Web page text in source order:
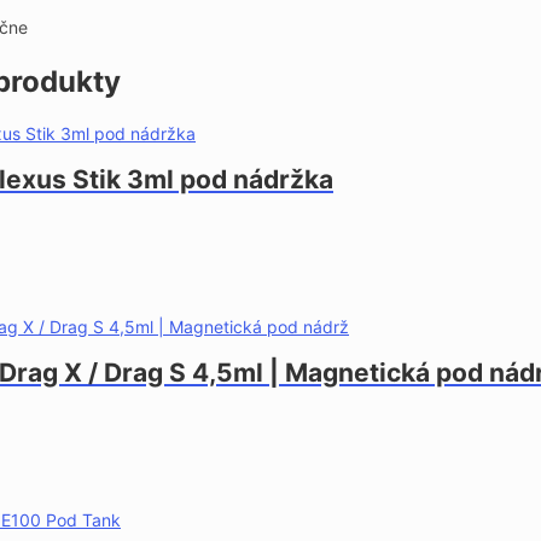
Stik 3ml pod nádržka
X / Drag S 4,5ml | Magnetická pod